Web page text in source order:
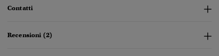
Contatti
Recensioni (2)